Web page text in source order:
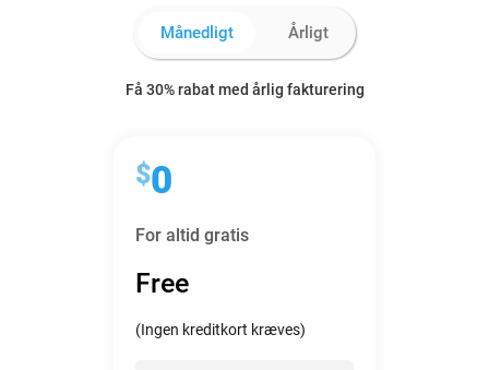
Månedligt Årligt
Få 30% rabat med årlig fakturering
$0
For altid gratis
Free
(Ingen kreditkort kræves)